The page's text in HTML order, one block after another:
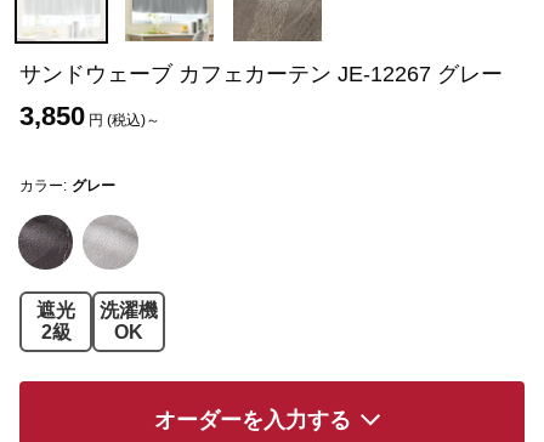
サンドウェーブ カフェカーテン JE-12267 グレー
3,850 円 (税込)～
カラー: グレー
遮光
2級
洗濯機
OK
オーダーを入力する